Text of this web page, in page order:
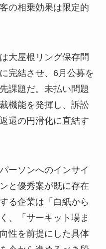
の相乗効果は限定的
大屋根リング保存問
完結させ、 6月公募を
課題だ。未払い問題
機能を発揮し、訴訟
還の円滑化に直結す
ーソンへのインサイ
と優秀案が既に存在
る企業は「白紙から
、「サーキット場ま
性を前提にした具体